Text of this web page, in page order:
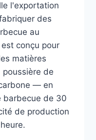
l'exportation
des
au
conçu pour
matières
de
— en
barbecue de 30
de production